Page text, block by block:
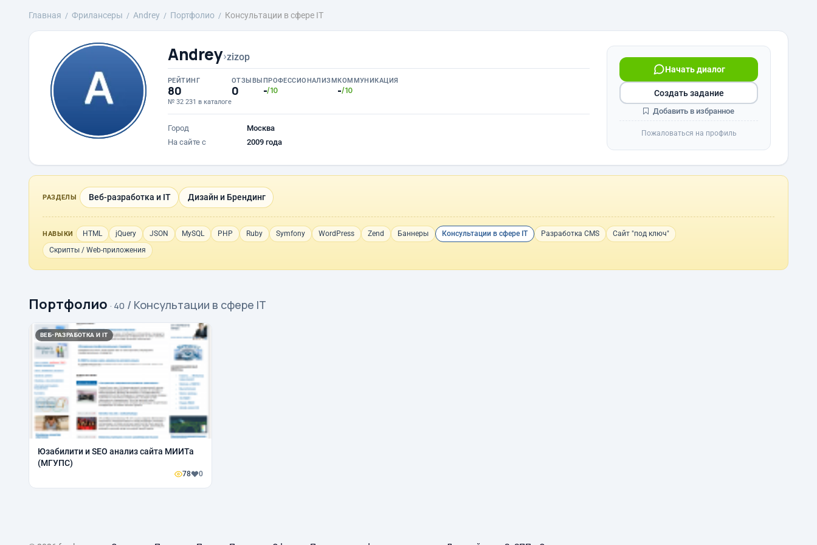
Главная Фрилансеры Andrey Портфолио Консультации в сфере IT
Andrey›zizop
РЕЙТИНГ
80
№ 32 231 в каталоге
ОТЗЫВЫ
0
ПРОФЕССИОНАЛИЗМ
-/10
КОММУНИКАЦИЯ
-/10
Город
Москва
На сайте с
2009 года
Начать диалог
Создать задание
Добавить в избранное
Пожаловаться на профиль
РАЗДЕЛЫ Веб-разработка и IT Дизайн и Брендинг
НАВЫКИ HTML jQuery JSON MySQL PHP Ruby Symfony WordPress Zend Баннеры Консультации в сфере IT Разработка CMS
Сайт "под ключ"
Скрипты / Web-приложения
Портфолио · 40 / Консультации в сфере IT
ВЕБ-РАЗРАБОТКА И IT
Юзабилити и SEO анализ сайта МИИТа
(МГУПС)
78 0